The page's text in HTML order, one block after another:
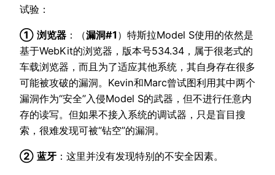
试验：
① 浏览器 ：（漏洞#1）特斯拉Model S使用的依然是
基于WebKit的浏览器，版本号534.34，属于很老式的
车载浏览器，而且为了适应其他系统，其自身存在很多
可能被攻破的漏洞。Kevin和Marc曾试图利用其中两个
漏洞作为“安全”入侵Model S的武器，但不进行任意内
存的读写。但如果不接入系统的调试器，只是盲目搜
索，很难发现可被“钻空”的漏洞。
② 蓝牙 ：这里并没有发现特别的不安全因素。